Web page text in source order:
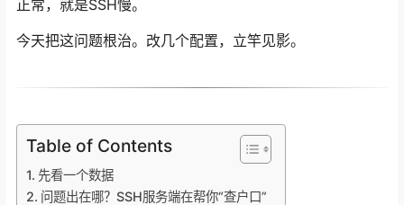
正常，就是SSH慢。
今天把这问题根治。改几个配置，立竿见影。
Table of Contents
先看一个数据
问题出在哪？SSH服务端在帮你“查户口”